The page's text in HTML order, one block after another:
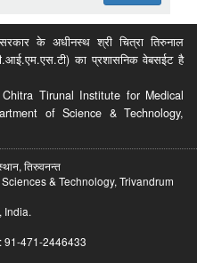
सरकार के अधीनस्थ श्री चित्रा तिरुनाल
का प्रशासनिक वेबसईट है
Tirunal Institute for Medical
of Science & Technology,
तिरुवनन्त
& Technology, Trivandrum
India.
91-471-2446433